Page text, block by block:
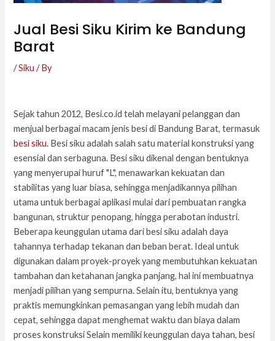
Jual Besi Siku Kirim ke Bandung
Barat
/Siku / By
Sejak tahun 2012, Besi.co.id telah melayani pelanggan dan
menjual berbagai macam jenis besi di Bandung Barat, termasuk
besi siku. Besi siku adalah salah satu material konstruksi yang
esensial dan serbaguna. Besi siku dikenal dengan bentuknya
yang menyerupai huruf "L", menawarkan kekuatan dan
stabilitas yang luar biasa, sehingga menjadikannya pilihan
utama untuk berbagai aplikasi mulai dari pembuatan rangka
bangunan, struktur penopang, hingga perabotan industri.
Beberapa keunggulan utama dari besi siku adalah daya
tahannya terhadap tekanan dan beban berat. Ideal untuk
digunakan dalam proyek-proyek yang membutuhkan kekuatan
tambahan dan ketahanan jangka panjang, hal ini membuatnya
menjadi pilihan yang sempurna. Selain itu, bentuknya yang
praktis memungkinkan pemasangan yang lebih mudah dan
cepat, sehingga dapat menghemat waktu dan biaya dalam
proses konstruksi Selain memiliki keunggulan daya tahan, besi